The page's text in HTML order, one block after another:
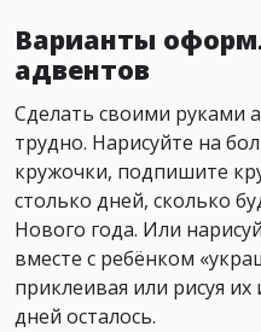
Варианты
адвентов
Сделать своими руками
трудно. Нарисуйте на
кружочки, подпишите
столько дней, сколько
Нового года. Или
вместе с ребёнком
приклеивая или рисуя
дней осталось.